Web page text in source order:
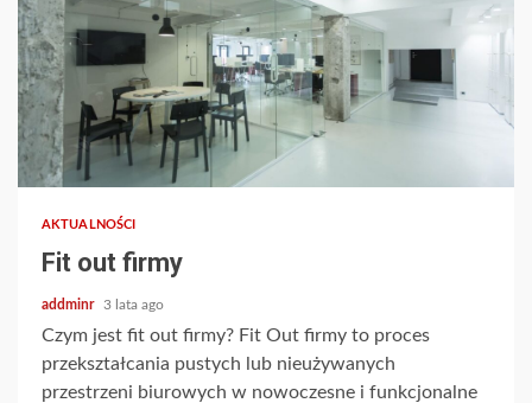
AKTUALNOŚCI
Fit out firmy
addminr 3 lata ago
Czym jest fit out firmy? Fit Out firmy to proces
przekształcania pustych lub nieużywanych
przestrzeni biurowych w nowoczesne i funkcjonalne